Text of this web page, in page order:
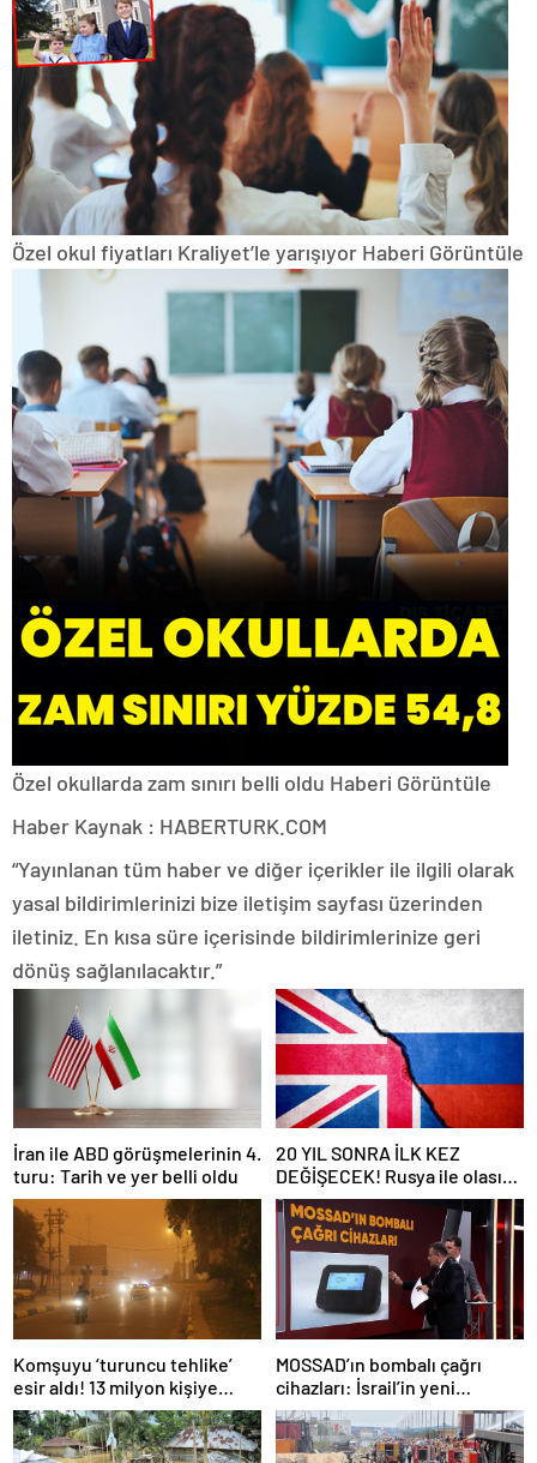
Özel okul fiyatları Kraliyet’le yarışıyor Haberi Görüntüle
Özel okullarda zam sınırı belli oldu Haberi Görüntüle
Haber Kaynak : HABERTURK.COM
“Yayınlanan tüm haber ve diğer içerikler ile ilgili olarak
yasal bildirimlerinizi bize iletişim sayfası üzerinden
iletiniz. En kısa süre içerisinde bildirimlerinize geri
dönüş sağlanılacaktır.”
İran ile ABD görüşmelerinin 4.
turu: Tarih ve yer belli oldu
20 YIL SONRA İLK KEZ
DEĞİŞECEK! Rusya ile olası
savaş… İngiltere’nin gizli
planı güncelleniyor!
Komşuyu ‘turuncu tehlike’
esir aldı! 13 milyon kişiye
“evde kalın” uyarısı…
MOSSAD’ın bombalı çağrı
cihazları: İsrail’in yeni
suikastını MİT önledi